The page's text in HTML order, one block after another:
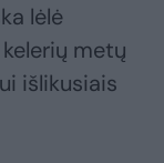
lėlė
metų
išlikusiais